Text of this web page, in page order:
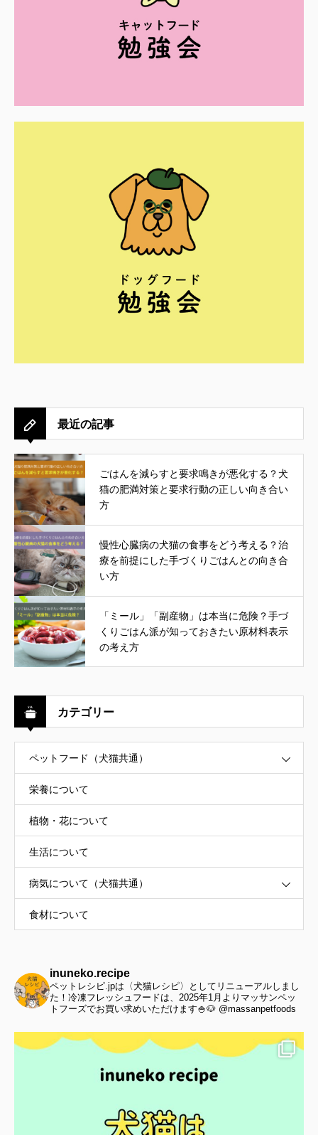
最近の記事
ごはんを減らすと要求鳴きが悪化する？犬
猫の肥満対策と要求行動の正しい向き合い
方
慢性心臓病の犬猫の食事をどう考える？治
療を前提にした手づくりごはんとの向き合
い方
「ミール」「副産物」は本当に危険？手づ
くりごはん派が知っておきたい原材料表示
の考え方
カテゴリー
ペットフード（犬猫共通）
栄養について
植物・花について
生活について
病気について（犬猫共通）
食材について
inuneko.recipe
ペットレシピ.jpは〈犬猫レシピ〉としてリニューアルしまし
た！冷凍フレッシュフードは、2025年1月よりマッサンペッ
トフーズでお買い求めいただけます🍚🐶 @massanpetfoods